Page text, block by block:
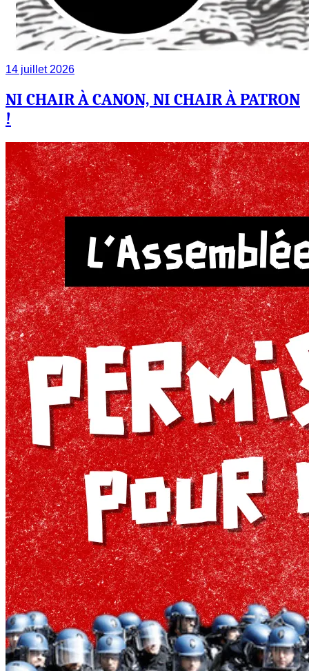
14 juillet 2026
NI CHAIR À CANON, NI CHAIR À PATRON
!